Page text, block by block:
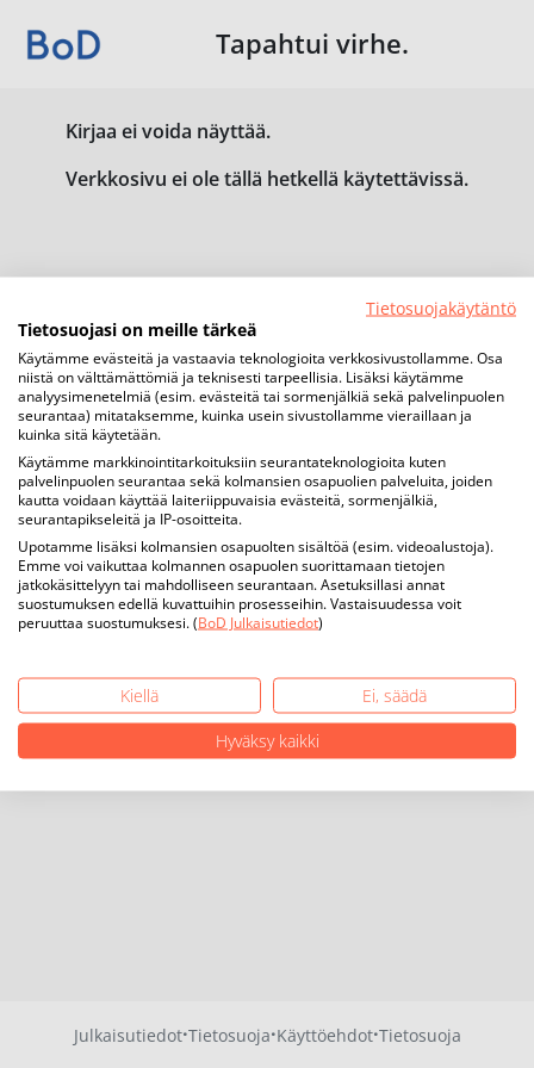
Tapahtui virhe.
Kirjaa ei voida näyttää.
Verkkosivu ei ole tällä hetkellä käytettävissä.
Julkaisutiedot·Tietosuoja·Käyttöehdot·Tietosuoja
Tietosuojakäytäntö
Tietosuojasi on meille tärkeä
Käytämme evästeitä ja vastaavia teknologioita verkkosivustollamme. Osa
niistä on välttämättömiä ja teknisesti tarpeellisia. Lisäksi käytämme
analyysimenetelmiä (esim. evästeitä tai sormenjälkiä sekä palvelinpuolen
seurantaa) mitataksemme, kuinka usein sivustollamme vieraillaan ja
kuinka sitä käytetään.
Käytämme markkinointitarkoituksiin seurantateknologioita kuten
palvelinpuolen seurantaa sekä kolmansien osapuolien palveluita, joiden
kautta voidaan käyttää laiteriippuvaisia evästeitä, sormenjälkiä,
seurantapikseleitä ja IP-osoitteita.
Upotamme lisäksi kolmansien osapuolten sisältöä (esim. videoalustoja).
Emme voi vaikuttaa kolmannen osapuolen suorittamaan tietojen
jatkokäsittelyyn tai mahdolliseen seurantaan. Asetuksillasi annat
suostumuksen edellä kuvattuihin prosesseihin. Vastaisuudessa voit
peruuttaa suostumuksesi. (BoD Julkaisutiedot)
Kiellä
Ei, säädä
Hyväksy kaikki